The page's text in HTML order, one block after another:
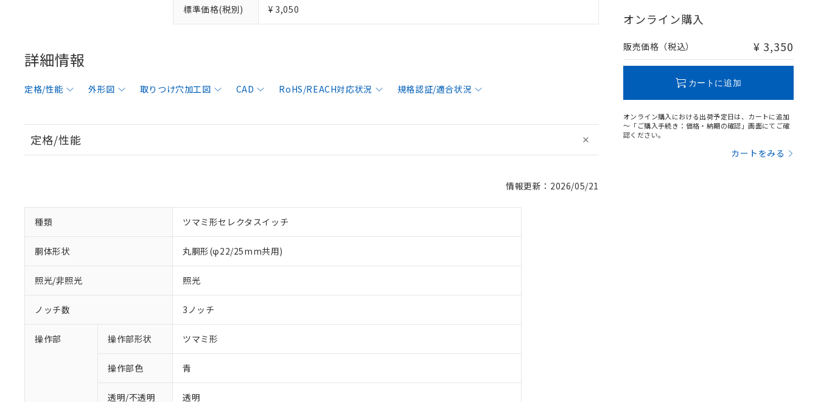
標準価格(税別) ¥ 3,050
詳細情報
定格/性能 外形図 取りつけ穴加工図 CAD RoHS/REACH対応状況 規格認証/適合状況
定格/性能
情報更新：2026/05/21
種類 ツマミ形セレクタスイッチ
胴体形状 丸胴形(φ22/25mm共用)
照光/非照光 照光
ノッチ数 3ノッチ
操作部 操作部形状 ツマミ形
操作部色 青
透明/不透明 透明
オンライン購入
販売価格（税込） ¥ 3,350
カートに追加
オンライン購入における出荷予定日は、カートに追加
～「ご購入手続き：価格・納期の確認」画面にてご確
認ください。
カートをみる